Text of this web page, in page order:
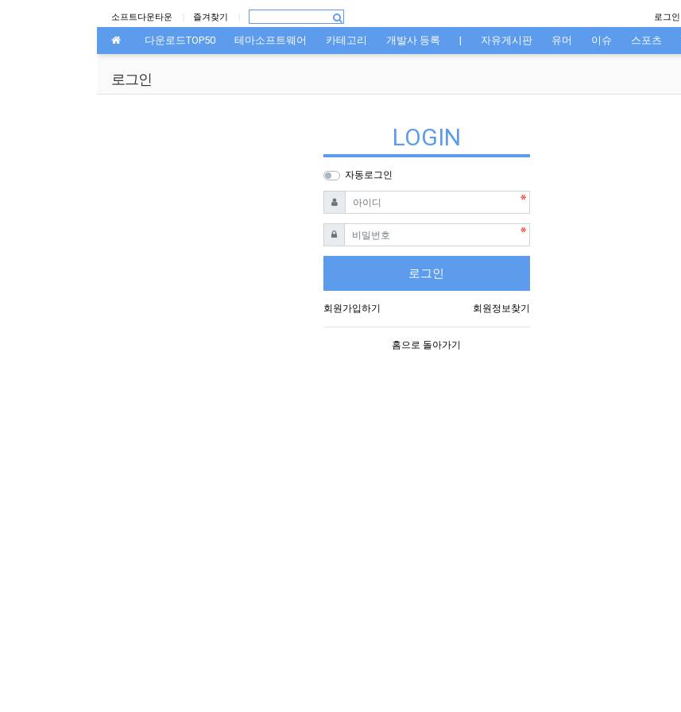
상단 네비
소프트다운타운 즐겨찾기 로그인
메인 메뉴다운로드TOP50 테마소프트웨어 카테고리 개발사 등록 | 자유게시판 유머 이슈 스포츠
로그인
LOGIN
자동로그인
아이디 필수
비밀번호필수
로그인
회원가입하기 회원정보찾기
홈으로 돌아가기